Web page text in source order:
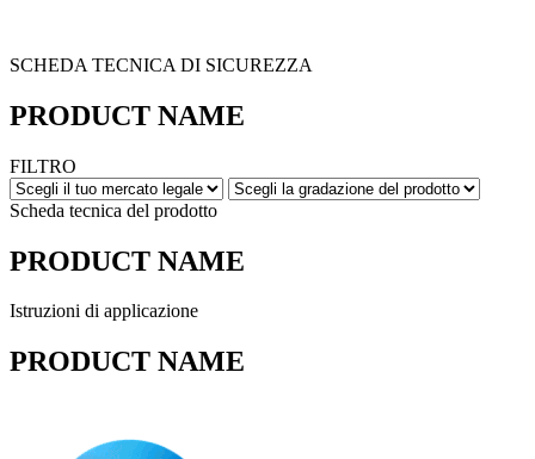
SCHEDA TECNICA DI SICUREZZA
PRODUCT NAME
FILTRO
Scheda tecnica del prodotto
PRODUCT NAME
Istruzioni di applicazione
PRODUCT NAME